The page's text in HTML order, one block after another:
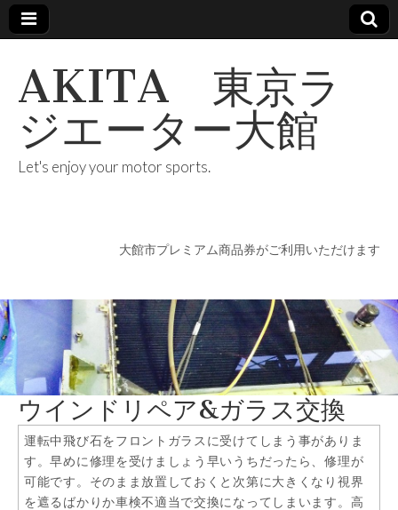
AKITA 東京ラ
ジエーター大館
Let's enjoy your motor sports.
大館市プレミアム商品券がご利用いただけます
ウインドリペア&ガラス交換
運転中飛び石をフロントガラスに受けてしまう事がありま
す。早めに修理を受けましょう早いうちだったら、修理が
可能です。そのまま放置しておくと次第に大きくなり視界
を遮るばかりか車検不適当で交換になってしまいます。高